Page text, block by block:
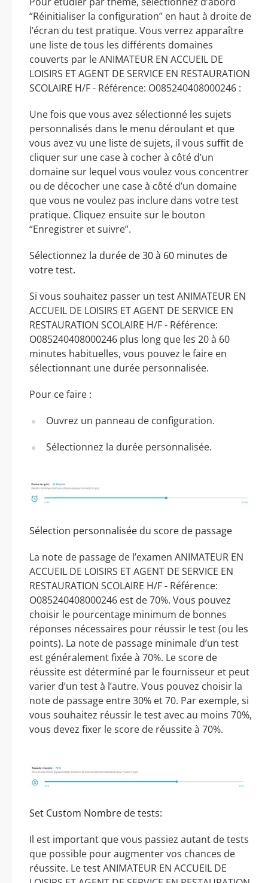
“Réinitialiser la configuration” en haut à droite de
l’écran du test pratique. Vous verrez apparaître
une liste de tous les différents domaines
couverts par le ANIMATEUR EN ACCUEIL DE
LOISIRS ET AGENT DE SERVICE EN RESTAURATION
SCOLAIRE H/F - Référence: O085240408000246 :
Une fois que vous avez sélectionné les sujets
personnalisés dans le menu déroulant et que
vous avez vu une liste de sujets, il vous suffit de
cliquer sur une case à cocher à côté d’un
domaine sur lequel vous voulez vous concentrer
ou de décocher une case à côté d’un domaine
que vous ne voulez pas inclure dans votre test
pratique. Cliquez ensuite sur le bouton
“Enregistrer et suivre”.
Sélectionnez la durée de 30 à 60 minutes de
votre test.
Si vous souhaitez passer un test ANIMATEUR EN
ACCUEIL DE LOISIRS ET AGENT DE SERVICE EN
RESTAURATION SCOLAIRE H/F - Référence:
O085240408000246 plus long que les 20 à 60
minutes habituelles, vous pouvez le faire en
sélectionnant une durée personnalisée.
Pour ce faire :
Ouvrez un panneau de configuration.
Sélectionnez la durée personnalisée.
Sélection personnalisée du score de passage
La note de passage de l’examen ANIMATEUR EN
ACCUEIL DE LOISIRS ET AGENT DE SERVICE EN
RESTAURATION SCOLAIRE H/F - Référence:
O085240408000246 est de 70%. Vous pouvez
choisir le pourcentage minimum de bonnes
réponses nécessaires pour réussir le test (ou les
points). La note de passage minimale d’un test
est généralement fixée à 70%. Le score de
réussite est déterminé par le fournisseur et peut
varier d’un test à l’autre. Vous pouvez choisir la
note de passage entre 30% et 70. Par exemple, si
vous souhaitez réussir le test avec au moins 70%,
vous devez fixer le score de réussite à 70%.
Set Custom Nombre de tests:
Il est important que vous passiez autant de tests
que possible pour augmenter vos chances de
réussite. Le test ANIMATEUR EN ACCUEIL DE